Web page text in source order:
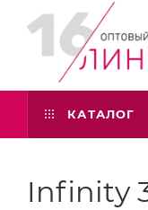
КАТАЛОГ
Infinity